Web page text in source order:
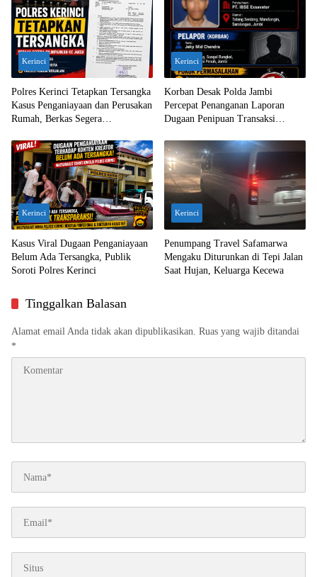
Kerinci
Polres Kerinci Tetapkan Tersangka
Kasus Penganiayaan dan Perusakan
Rumah, Berkas Segera
Kerinci
Korban Desak Polda Jambi
Percepat Penanganan Laporan
Dugaan Penipuan Transaksi
Kerinci
Kasus Viral Dugaan Penganiayaan
Belum Ada Tersangka, Publik
Soroti Polres Kerinci
Kerinci
Penumpang Travel Safamarwa
Mengaku Diturunkan di Tepi Jalan
Saat Hujan, Keluarga Kecewa
Tinggalkan Balasan
Alamat email Anda tidak akan dipublikasikan. Ruas yang wajib ditandai
*